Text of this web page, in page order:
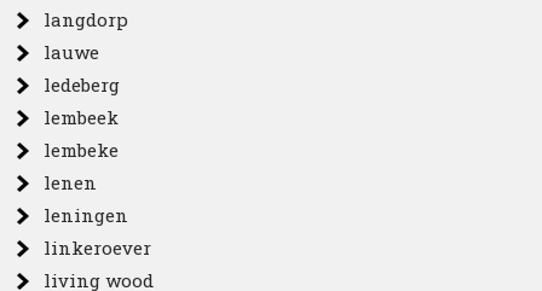
langdorp
lauwe
ledeberg
lembeek
lembeke
lenen
leningen
linkeroever
living wood